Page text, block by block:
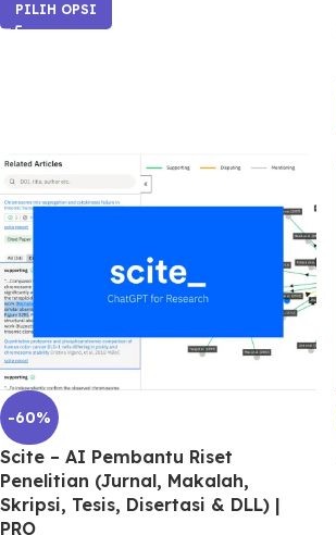
PILIH OPSI
-60%
Scite – AI Pembantu Riset
Penelitian (Jurnal, Makalah,
Skripsi, Tesis, Disertasi & DLL) |
PRO